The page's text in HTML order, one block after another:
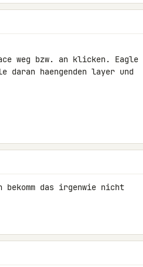
weg bzw. an klicken. Eagle
haengenden layer und
das irgenwie nicht